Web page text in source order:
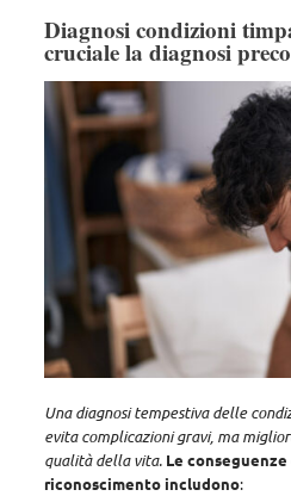
Diagnosi condizioni
cruciale la diagnosi
Una diagnosi tempestiva delle
evita complicazioni gravi, ma
qualità della vita. Le
riconoscimento includono: